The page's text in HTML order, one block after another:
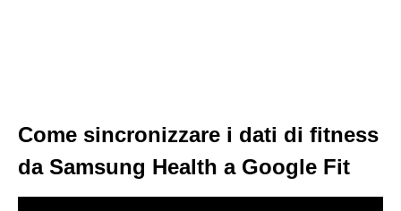
Come sincronizzare i dati di fitness
da Samsung Health a Google Fit